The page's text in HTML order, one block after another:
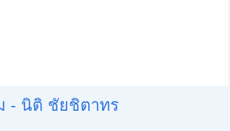
- นิติ ชัยชิตาทร